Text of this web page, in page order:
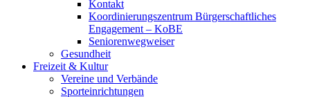
Kontakt
Koordinierungszentrum Bürgerschaftliches
Engagement – KoBE
Seniorenwegweiser
Gesundheit
Freizeit & Kultur
Vereine und Verbände
Sporteinrichtungen